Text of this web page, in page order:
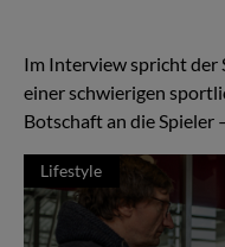
Im Interview spricht der
einer schwierigen
Botschaft an die Spieler
Lifestyle